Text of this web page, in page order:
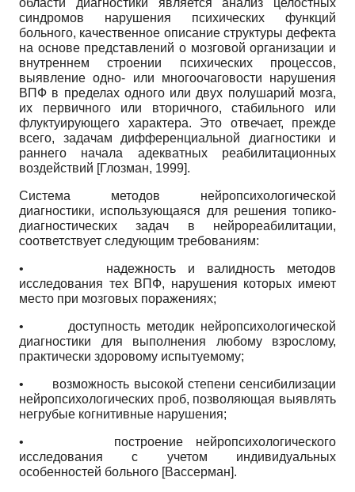
области диагностики является анализ целостных
синдромов нарушения психических функций
больного, качественное описание структуры дефекта
на основе представлений о мозговой организации и
внутреннем строении психических процессов,
выявление одно- или многоочаговости нарушения
ВПФ в пределах одного или двух полушарий мозга,
их первичного или вторичного, стабильного или
флуктуирующего характера. Это отвечает, прежде
всего, задачам дифференциальной диагностики и
раннего начала адекватных реабилитационных
воздействий [Глозман, 1999].
Система методов нейропсихологической
диагностики, использующаяся для решения топико-
диагностических задач в нейрореабилитации,
соответствует следующим требованиям:
• надежность и валидность методов
исследования тех ВПФ, нарушения которых имеют
место при мозговых поражениях;
• доступность методик нейропсихологической
диагностики для выполнения любому взрослому,
практически здоровому испытуемому;
• возможность высокой степени сенсибилизации
нейропсихологических проб, позволяющая выявлять
негрубые когнитивные нарушения;
• построение нейропсихологического
исследования с учетом индивидуальных
особенностей больного [Вассерман].